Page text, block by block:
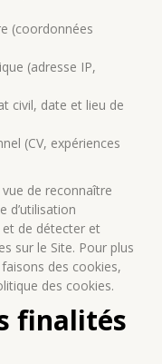
(coordonnées
(adresse IP,
civil, date et lieu de
(CV, expériences
de reconnaître
d’utilisation
de détecter et
sur le Site. Pour plus
des cookies,
des cookies.
finalités